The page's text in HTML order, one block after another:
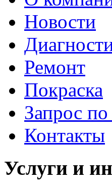
Новости
Ремонт
Покраска
Запрос
Контакты
Услуги и